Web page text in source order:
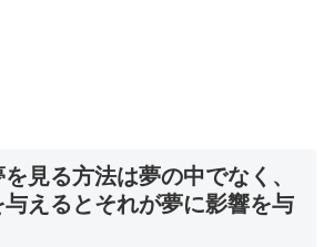
見る方法は夢の中でなく、
えるとそれが夢に影響を与